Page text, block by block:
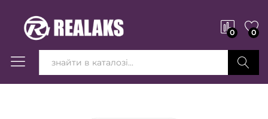
0 0
Вперед!